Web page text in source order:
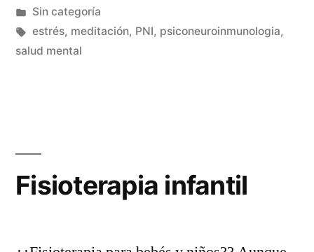
por
Publicado
en
Sin categoría
Etiquetas:
estrés, meditación, PNI, psiconeuroinmunologia,
salud mental
Fisioterapia infantil